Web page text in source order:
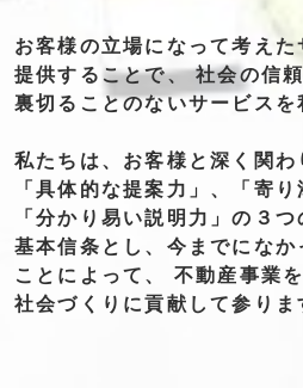
お客様の立場になって考えた
提供することで、 社会の信頼
裏切る ことのないサービスを
私たちは、 お客様と深く関わ
「具体的な提案力」、
「寄
「分かり易い説明力」の ３つ
基本信条とし、 今までに なか
ことによって、
不動産事業
社会づくりに貢献して参りま